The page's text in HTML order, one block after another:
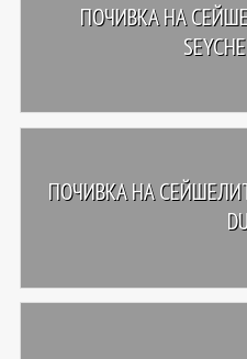
ПОЧИВКА НА
ПОЧИВКА НА